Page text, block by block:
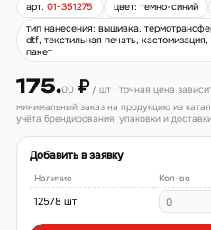
арт.01-351275 цвет: темно-синий
тип нанесения: вышивка,
dtf, текстильная печать,
пакет
175.00₽/ шт · точная цена
минимальный заказ на продукцию из
учёта брендирования, упаковки и
Добавить в заявку
Наличие Кол-во
12578 шт